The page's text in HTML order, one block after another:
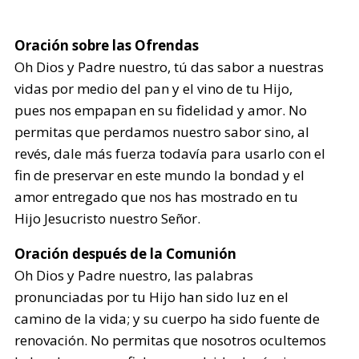
Oración sobre las Ofrendas
Oh Dios y Padre nuestro, tú das sabor a nuestras
vidas por medio del pan y el vino de tu Hijo,
pues nos empapan en su fidelidad y amor. No
permitas que perdamos nuestro sabor sino, al
revés, dale más fuerza todavía para usarlo con el
fin de preservar en este mundo la bondad y el
amor entregado que nos has mostrado en tu
Hijo Jesucristo nuestro Señor.
Oración después de la Comunión
Oh Dios y Padre nuestro, las palabras
pronunciadas por tu Hijo han sido luz en el
camino de la vida; y su cuerpo ha sido fuente de
renovación. No permitas que nosotros ocultemos